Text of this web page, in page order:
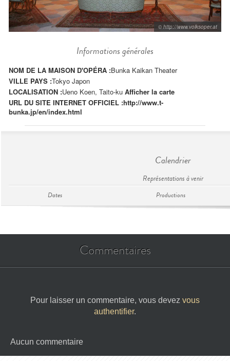
© http://www.volksoper.at
Informations générales
NOM DE LA MAISON D'OPÉRA :Bunka Kaikan Theater
VILLE PAYS :Tokyo Japon
LOCALISATION :Ueno Koen, Taito-ku Afficher la carte
URL DU SITE INTERNET OFFICIEL :http://www.t-
bunka.jp/en/index.html
Calendrier
Représentations à venir
Dates Productions
Commentaires
Pour laisser un commentaire, vous devez vous
authentifier.
Aucun commentaire